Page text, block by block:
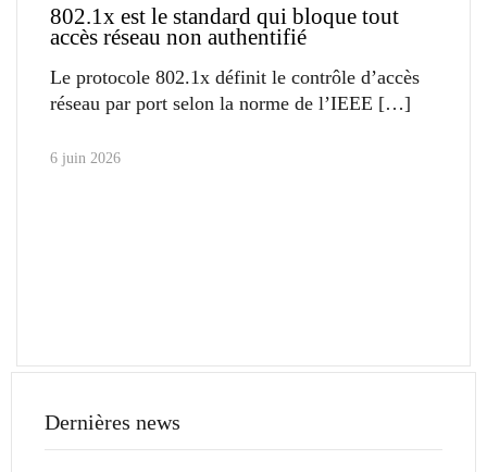
802.1x est le standard qui bloque tout
accès réseau non authentifié
Le protocole 802.1x définit le contrôle d’accès
réseau par port selon la norme de l’IEEE
6 juin 2026
Dernières news